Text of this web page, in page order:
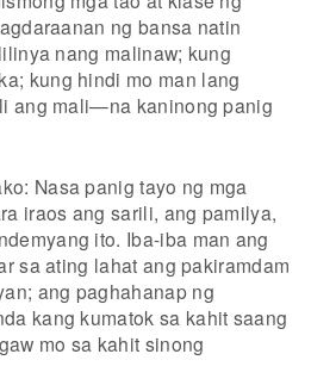
ng bansa natin
nang malinaw; kung
kung hindi mo man lang
ang mali—na kaninong panig
Nasa panig tayo ng mga
iraos ang sarili, ang pamilya,
ito. Iba-iba man ang
sa ating lahat ang pakiramdam
ang paghahanap ng
kang kumatok sa kahit saang
mo sa kahit sinong